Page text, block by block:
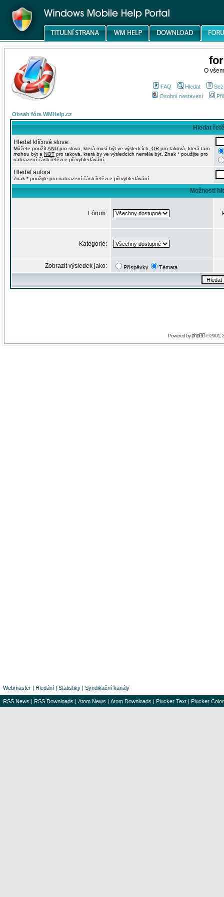
O
FAQ Hledat
Osobní nastavení
Obsah fóra WMHelp.cz
Hledat
Hledat klíčová slova:
Můžete použítAND pro slova, která musí být ve výsledcích, OR pro taková, která tam
mohou být a NOT pro taková, která by ve výsledcích neměla být. Znak * použijte pro
nahrazení části řetězce při vyhledávání.
Hledat autora:
Znak * použijte pro nahrazení části řetězce při vyhledávání
Možnosti
Fórum:
Kategorie:
Zobrazit výsledek jako: Příspěvky Témata
Powered byphpBB© 2001,
Webmaster | Hledání | Statistiky | Syndikační kanály
RSS News | RSS Downloads | Atom News | Atom Downloads | Plucker Text | Plucker Color